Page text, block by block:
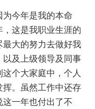
今年是我的本命
这是我职业生涯的
大的努力去做好我
及上级领导及同事
个大家庭中，个人
。虽然工作中还存
一年也付出了不